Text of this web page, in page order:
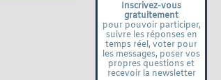
Inscrivez-vous
gratuitement
pour pouvoir participer,
suivre les réponses en
temps réel, voter pour
les messages, poser vos
propres questions et
recevoir la newsletter